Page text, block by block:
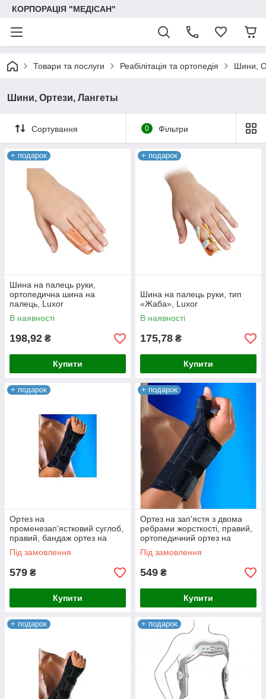
КОРПОРАЦІЯ "МЕДІСАН"
Товари та послуги Реабілітація та ортопедія Шини,
Шини, Ортези, Лангеты
Сортування 0 Фільтри
+ подарок
Шина на палець руки,
ортопедична шина на
палець, Luxor
В наявності
198,92 ₴
Купити
+ подарок
Шина на палець руки, тип
«Жаба», Luxor
В наявності
175,78 ₴
Купити
+ подарок
Ортез на
променезап'ястковий суглоб,
правий, бандаж ортез на
суглоб 0505R OSD
Під замовлення
579 ₴
Купити
+ подарок
Ортез на зап'ястя з двома
ребрами жорсткості, правий,
ортопедичний ортез на
зап'ястя 0506R OSD
Під замовлення
549 ₴
Купити
+ подарок + подарок